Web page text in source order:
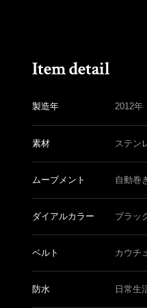
製造年 2012年
素材 ステン
ムーブメント 自動巻
ダイアルカラー ブラッ
ベルト カウチ
防水 日常生